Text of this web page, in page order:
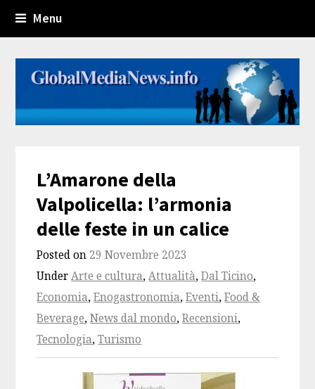
Menu
L’Amarone della
Valpolicella: l’armonia
delle feste in un calice
Posted on 29 Novembre 2023
UnderArte e cultura,Attualità,Dal Ticino,
Economia,Enogastronomia,Eventi,Food &
Beverage,News dal mondo,Recensioni,
Tecnologia,Turismo